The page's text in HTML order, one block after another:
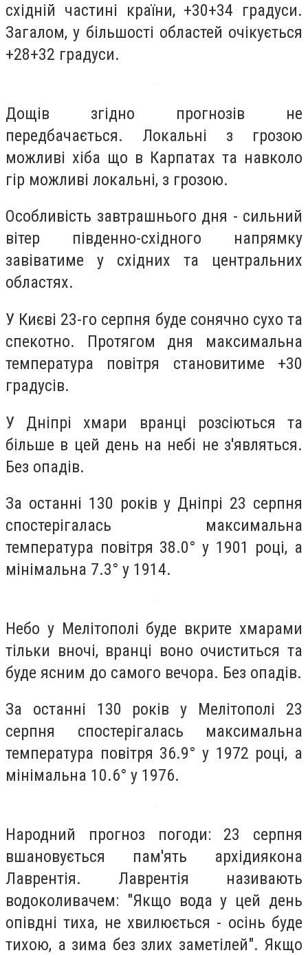
східній частині країни, +30+34 градуси.
Загалом, у більшості областей очікується
+28+32 градуси.
Дощів згідно прогнозів не
передбачається. Локальні з грозою
можливі хіба що в Карпатах та навколо
гір можливі локальні, з грозою.
Особливість завтрашнього дня - сильний
вітер південно-східного напрямку
завіватиме у східних та центральних
областях.
У Києві 23-го серпня буде сонячно сухо та
спекотно. Протягом дня максимальна
температура повітря становитиме +30
градусів.
У Дніпрі хмари вранці розсіються та
більше в цей день на небі не з'являться.
Без опадів.
За останні 130 років у Дніпрі 23 серпня
спостерігалась максимальна
температура повітря 38.0° у 1901 році, а
мінімальна 7.3° у 1914.
Небо у Мелітополі буде вкрите хмарами
тільки вночі, вранці воно очиститься та
буде ясним до самого вечора. Без опадів.
За останні 130 років у Мелітополі 23
серпня спостерігалась максимальна
температура повітря 36.9° у 1972 році, а
мінімальна 10.6° у 1976.
Народний прогноз погоди: 23 серпня
вшановується пам'ять архідиякона
Лаврентія. Лаврентія називають
водоколивачем: "Якщо вода у цей день
опівдні тиха, не хвилюється - осінь буде
тихою, а зима без злих заметілей". Якщо